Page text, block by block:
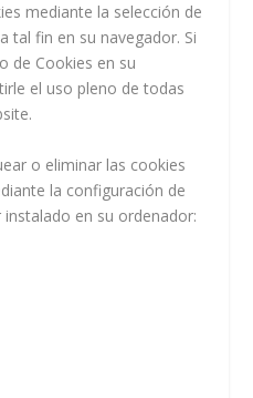
mediante la selección de
tal fin en su navegador. Si
de Cookies en su
el uso pleno de todas
o eliminar las cookies
la configuración de
en su ordenador: